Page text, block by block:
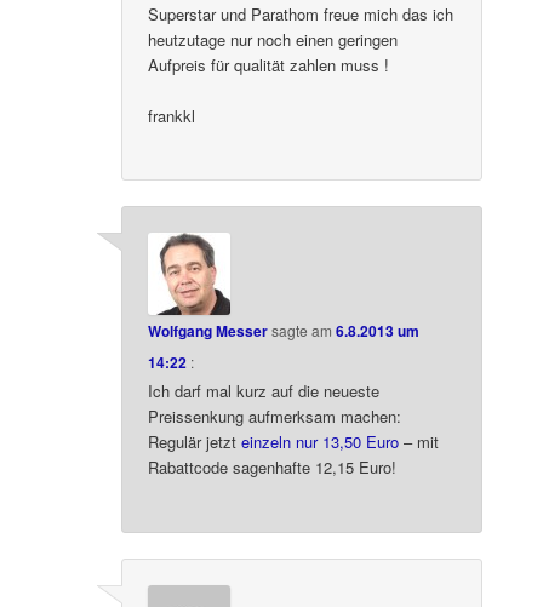
Superstar und Parathom freue mich das ich
heutzutage nur noch einen geringen
Aufpreis für qualität zahlen muss !
frankkl
Wolfgang Messersagte am6.8.2013 um
14:22 :
Ich darf mal kurz auf die neueste
Preissenkung aufmerksam machen:
Regulär jetzteinzeln nur 13,50 Euro – mit
Rabattcode sagenhafte 12,15 Euro!